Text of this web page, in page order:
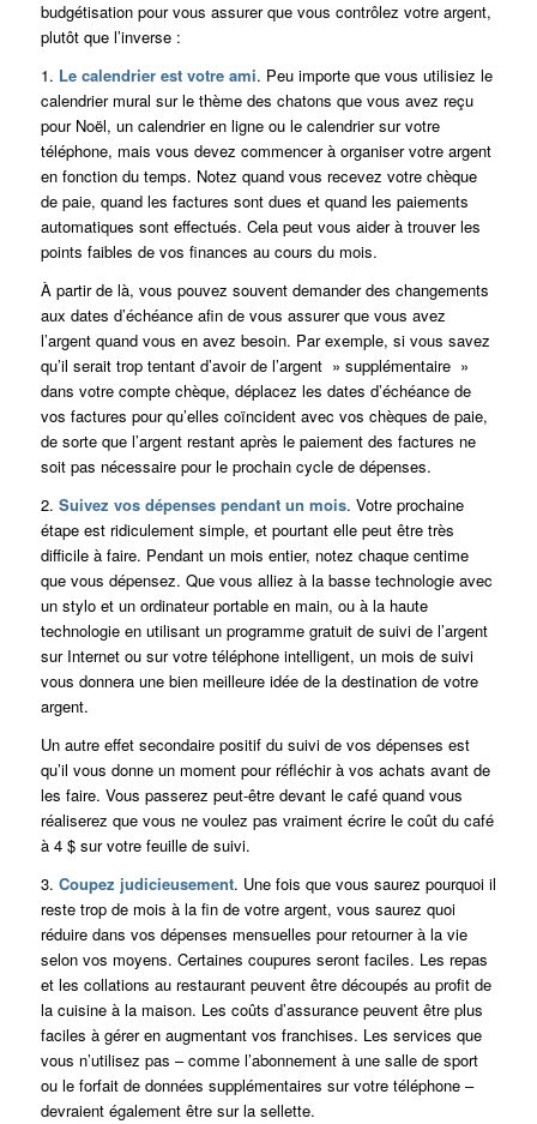
budgétisation pour vous assurer que vous contrôlez votre argent,
plutôt que l’inverse :
1. Le calendrier est votre ami. Peu importe que vous utilisiez le
calendrier mural sur le thème des chatons que vous avez reçu
pour Noël, un calendrier en ligne ou le calendrier sur votre
téléphone, mais vous devez commencer à organiser votre argent
en fonction du temps. Notez quand vous recevez votre chèque
de paie, quand les factures sont dues et quand les paiements
automatiques sont effectués. Cela peut vous aider à trouver les
points faibles de vos finances au cours du mois.
À partir de là, vous pouvez souvent demander des changements
aux dates d’échéance afin de vous assurer que vous avez
l’argent quand vous en avez besoin. Par exemple, si vous savez
qu’il serait trop tentant d’avoir de l’argent » supplémentaire »
dans votre compte chèque, déplacez les dates d’échéance de
vos factures pour qu’elles coïncident avec vos chèques de paie,
de sorte que l’argent restant après le paiement des factures ne
soit pas nécessaire pour le prochain cycle de dépenses.
2. Suivez vos dépenses pendant un mois. Votre prochaine
étape est ridiculement simple, et pourtant elle peut être très
difficile à faire. Pendant un mois entier, notez chaque centime
que vous dépensez. Que vous alliez à la basse technologie avec
un stylo et un ordinateur portable en main, ou à la haute
technologie en utilisant un programme gratuit de suivi de l’argent
sur Internet ou sur votre téléphone intelligent, un mois de suivi
vous donnera une bien meilleure idée de la destination de votre
argent.
Un autre effet secondaire positif du suivi de vos dépenses est
qu’il vous donne un moment pour réfléchir à vos achats avant de
les faire. Vous passerez peut-être devant le café quand vous
réaliserez que vous ne voulez pas vraiment écrire le coût du café
à 4 $ sur votre feuille de suivi.
3. Coupez judicieusement. Une fois que vous saurez pourquoi il
reste trop de mois à la fin de votre argent, vous saurez quoi
réduire dans vos dépenses mensuelles pour retourner à la vie
selon vos moyens. Certaines coupures seront faciles. Les repas
et les collations au restaurant peuvent être découpés au profit de
la cuisine à la maison. Les coûts d’assurance peuvent être plus
faciles à gérer en augmentant vos franchises. Les services que
vous n’utilisez pas – comme l’abonnement à une salle de sport
ou le forfait de données supplémentaires sur votre téléphone –
devraient également être sur la sellette.